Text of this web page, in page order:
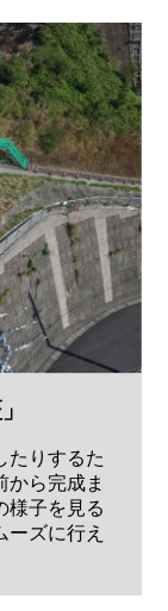
たりするた
から完成ま
様子を見る
ーズに行え